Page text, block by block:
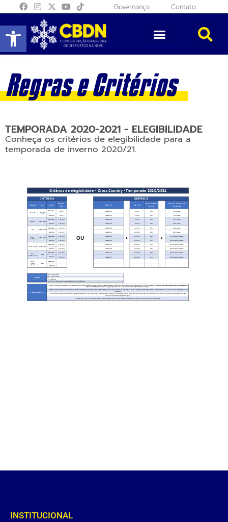
Abrir a barra de ferramentas
Governança Contato
Regras e Critérios
TEMPORADA 2020-2021 - ELEGIBILIDADE
Conheça os critérios de elegibilidade para a
temporada de inverno 2020/21.
INSTITUCIONAL